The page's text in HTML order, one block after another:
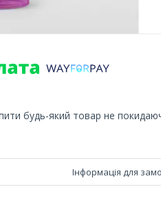
будь-який товар не
Інформація для